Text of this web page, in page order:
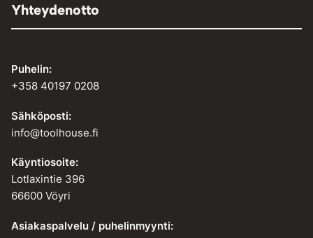
Yhteydenotto
Puhelin:
+358 40197 0208
Sähköposti:
info@toolhouse.fi
Käyntiosoite:
Lotlaxintie 396
66600 Vöyri
Asiakaspalvelu / puhelinmyynti: